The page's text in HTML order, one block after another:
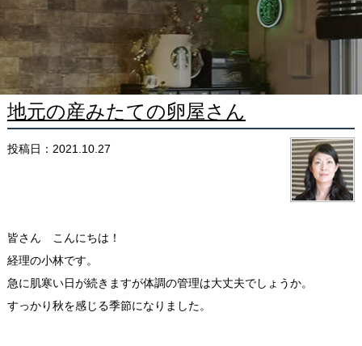
地元の産みたての卵屋さん
投稿日：2021.10.27
皆さん こんにちは！
経理の小林です。
急に肌寒い日が続きますが体調の管理は大丈夫でしょうか。
すっかり秋を感じる季節になりました。